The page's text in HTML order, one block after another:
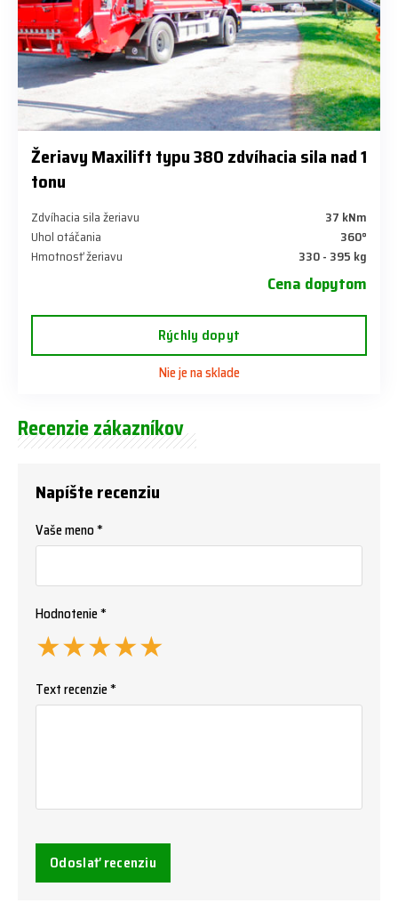
Žeriavy Maxilift typu 380 zdvíhacia sila nad 1
tonu
Zdvíhacia sila žeriavu
37 kNm
Uhol otáčania
360°
Hmotnosť žeriavu
330 - 395 kg
Cena dopytom
Rýchly dopyt
Nie je na sklade
Recenzie zákazníkov
Napíšte recenziu
Vaše meno *
Hodnotenie *
★
★
★
★
★
Text recenzie *
Odoslať recenziu